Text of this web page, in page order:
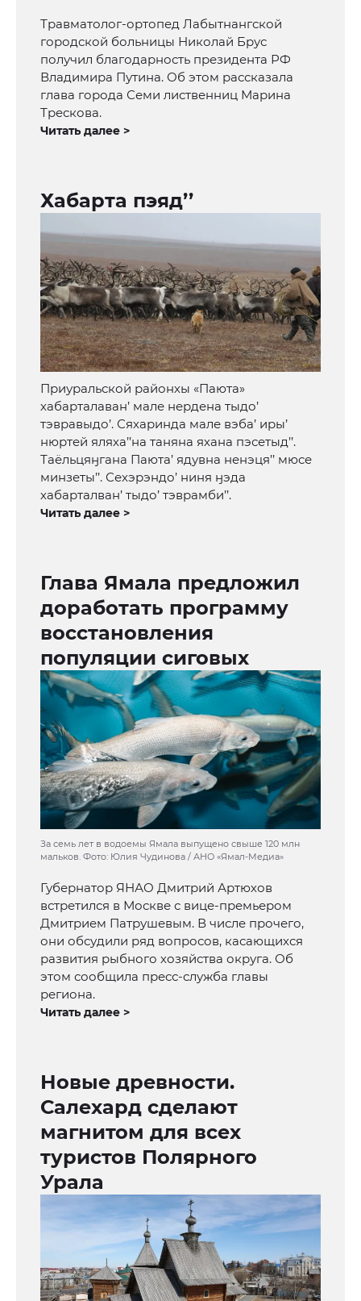
Травматолог-ортопед Лабытнангской
городской больницы Николай Брус
получил благодарность президента РФ
Владимира Путина. Об этом рассказала
глава города Семи лиственниц Марина
Трескова.
Читать далее >
Хабарта пэяд’’
Приуральской районхы «Паюта»
хабарталаван’ мале нердена тыдо’
тэвравыдо’. Сяхаринда мале вэба’ иры’
нюртей яляха’’на таняна яхана пэсетыд’’.
Таёльцяӈгана Паюта’ ядувна ненэця’’ мюсе
минзеты’’. Сехэрэндо’ ниня ӈэда
хабарталван’ тыдо’ тэврамби’’.
Читать далее >
Глава Ямала предложил
доработать программу
восстановления
популяции сиговых
За семь лет в водоемы Ямала выпущено свыше 120 млн
мальков. Фото: Юлия Чудинова / АНО «Ямал-Медиа»
Губернатор ЯНАО Дмитрий Артюхов
встретился в Москве с вице-премьером
Дмитрием Патрушевым. В числе прочего,
они обсудили ряд вопросов, касающихся
развития рыбного хозяйства округа. Об
этом сообщила пресс-служба главы
региона.
Читать далее >
Новые древности.
Салехард сделают
магнитом для всех
туристов Полярного
Урала